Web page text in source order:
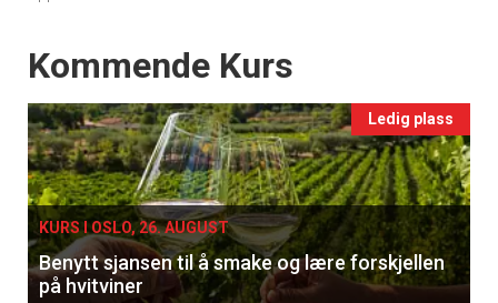
Events
Kommende Kurs
Ledig plass
KURS I OSLO, 26. AUGUST
Benytt sjansen til å smake og lære forskjellen
på hvitviner